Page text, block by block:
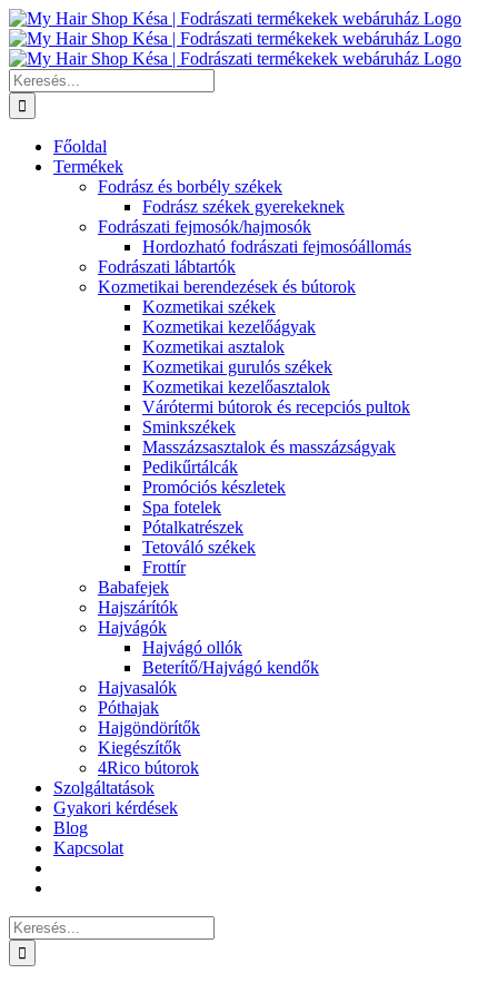
Kihagyás
Keresés...
Főoldal
Termékek
Fodrász és borbély székek
Fodrász székek gyerekeknek
Fodrászati fejmosók/hajmosók
Hordozható fodrászati fejmosóállomás
Fodrászati lábtartók
Kozmetikai berendezések és bútorok
Kozmetikai székek
Kozmetikai kezelőágyak
Kozmetikai asztalok
Kozmetikai gurulós székek
Kozmetikai kezelőasztalok
Várótermi bútorok és recepciós pultok
Sminkszékek
Masszázsasztalok és masszázságyak
Pedikűrtálcák
Promóciós készletek
Spa fotelek
Pótalkatrészek
Tetováló székek
Frottír
Babafejek
Hajszárítók
Hajvágók
Hajvágó ollók
Beterítő/Hajvágó kendők
Hajvasalók
Póthajak
Hajgöndörítők
Kiegészítők
4Rico bútorok
Szolgáltatások
Gyakori kérdések
Blog
Kapcsolat
Keresés...